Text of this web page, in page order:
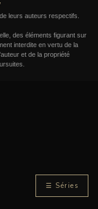
☰ Séries
leurs auteurs respectifs.
des éléments figurant sur
interdite en vertu de la
et de la propriété